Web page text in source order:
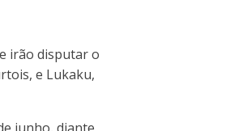
irão disputar o
e Lukaku,
junho, diante